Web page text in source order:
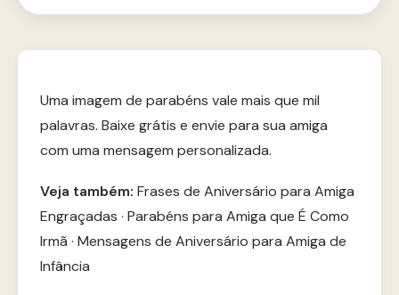
Uma imagem de parabéns vale mais que mil
palavras. Baixe grátis e envie para sua amiga
com uma mensagem personalizada.
Veja também: Frases de Aniversário para Amiga
Engraçadas · Parabéns para Amiga que É Como
Irmã · Mensagens de Aniversário para Amiga de
Infância